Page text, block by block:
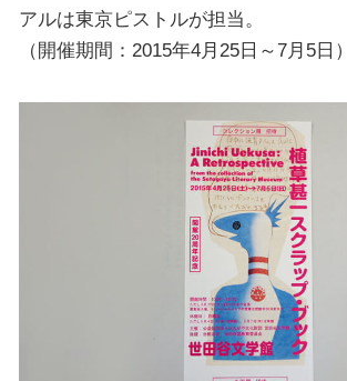
アルは東京ピストルが担当。
（開催期間：2015年4月25日～7月5日）